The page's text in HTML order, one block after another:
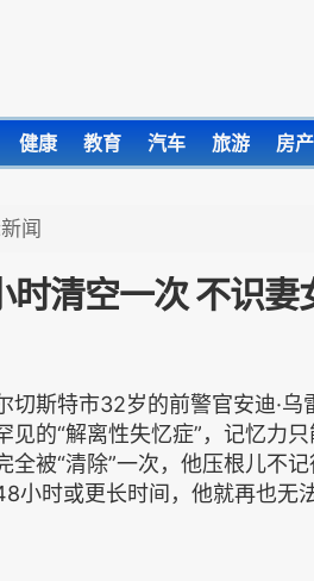
健康 教育 汽车 旅游 房产
闻
清空一次 不识妻
切斯特市32岁的前警官安迪·
见的“解离性失忆症”，记忆力
全被“清除”一次，他压根儿不
小时或更长时间，他就再也无